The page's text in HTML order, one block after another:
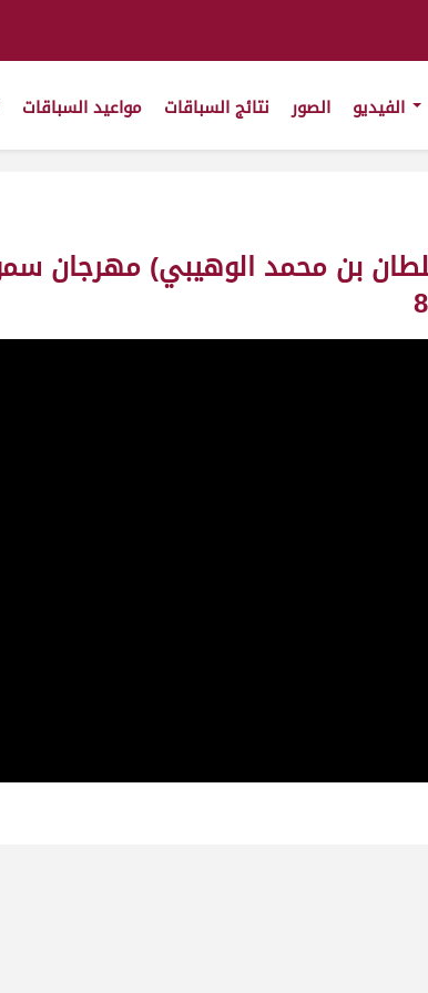
الصور نتائج السباقات مواعيد السباقات